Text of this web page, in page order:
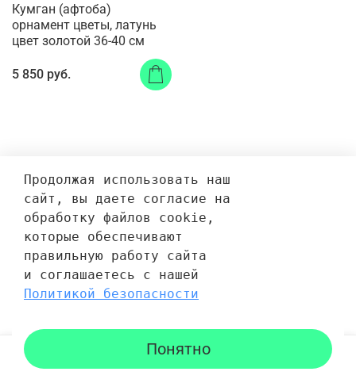
Кумган (афтоба)
орнамент цветы, латунь
цвет золотой 36-40 см
5 850 руб.
Каталог Поиск Корзина Избранное Профиль
Продолжая использовать наш
сайт, вы даете согласие на
обработку файлов cookie,
которые обеспечивают
правильную работу сайта
и соглашаетесь с нашей
Политикой безопасности
Понятно